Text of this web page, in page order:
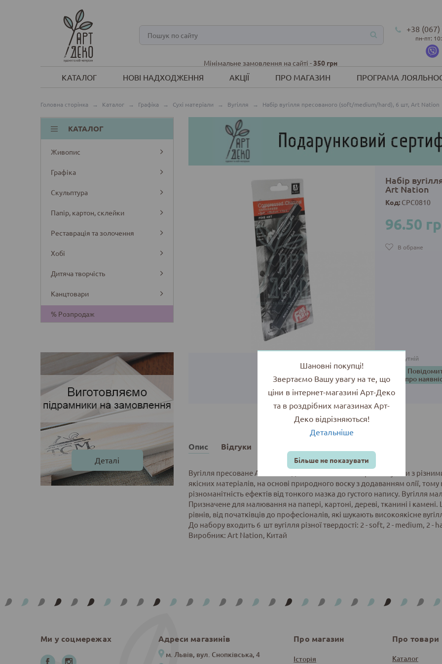
Мінімальне замовлення на сайті -350 грн
+38
пн-пт:
КАТАЛОГ НОВІ НАДХОДЖЕННЯ АКЦІЇ ПРО МАГАЗИН ПРОГРАМА
Головна сторінка → Каталог → Графіка → Сухі матеріали → Вугілля → Набір вугілля пресованого (soft/medium/hard), 6 шт, Art Nation
КАТАЛОГ
Живопис
Графіка
Скульптура
Папір, картон, склейки
Реставрація та золочення
Хобі
Дитяча творчість
Канцтовари
% Розпродаж
Деталі
Набір
Art Nation
Код: CPC0810
96.50
В обране
Відсутній
про
Опис Відгуки
Вугілля пресоване Art Nation дозволить вам експериментувати з
якісних матеріалів, на основі природного воску з додаванням олії, тому
різноманітність ефектів від тонкого мазка до густого напису.
Призначене для малювання на папері, картоні, дереві, тканині і
рівнів, від початківців до професіоналів, які шукають високоякісне
До набору входить 6 шт вугілля різної твердості: 2 - soft, 2 - medium, 2 -
Виробник: Art Nation, Китай
Ми у соцмережах Адреси магазинів
м. Львів, вул. Снопківська, 4
Про магазин
Історія
Про товари
Каталог
Шановні покупці!
Звертаємо Вашу увагу на те, що
ціни в інтернет-магазині Арт-Деко
та в роздрібних магазинах Арт-
Деко відрізняються!
Детальніше
Більше не показувати